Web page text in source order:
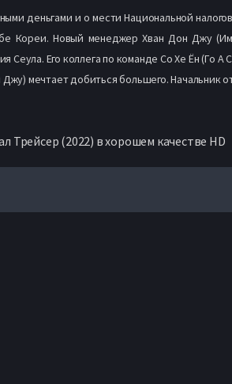
деньгами и о мести Национальной
Кореи. Новый менеджер Хван Дон Джу
Его коллега по команде Со Хе Ён (Го
мечтает добиться большего. Начальник
Трейсер (2022) в хорошем качестве HD